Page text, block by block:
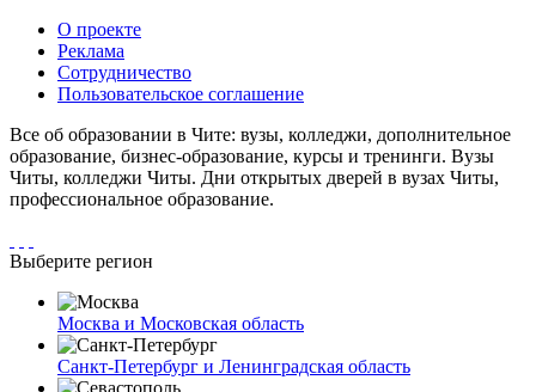
О проекте
Реклама
Сотрудничество
Пользовательское соглашение
Все об образовании в Чите: вузы, колледжи, дополнительное
образование, бизнес-образование, курсы и тренинги. Вузы
Читы, колледжи Читы. Дни открытых дверей в вузах Читы,
профессиональное образование.
Выберите регион
Москва и Московская область
Санкт-Петербург и Ленинградская область